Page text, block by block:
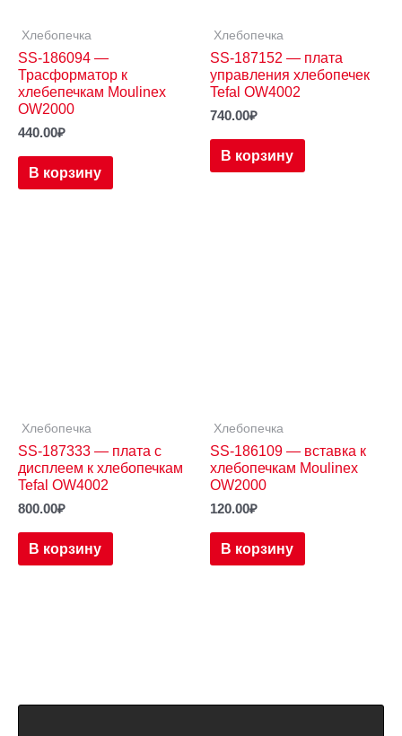
Хлебопечка
SS-186094 —
Трасформатор к
хлебепечкам Moulinex
OW2000
440.00₽
В корзину
Хлебопечка
SS-187152 — плата
управления хлебопечек
Tefal OW4002
740.00₽
В корзину
Хлебопечка
SS-187333 — плата с
дисплеем к хлебопечкам
Tefal OW4002
800.00₽
В корзину
Хлебопечка
SS-186109 — вставка к
хлебопечкам Moulinex
OW2000
120.00₽
В корзину